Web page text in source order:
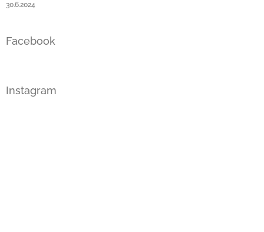
30.6.2024
Facebook
Instagram